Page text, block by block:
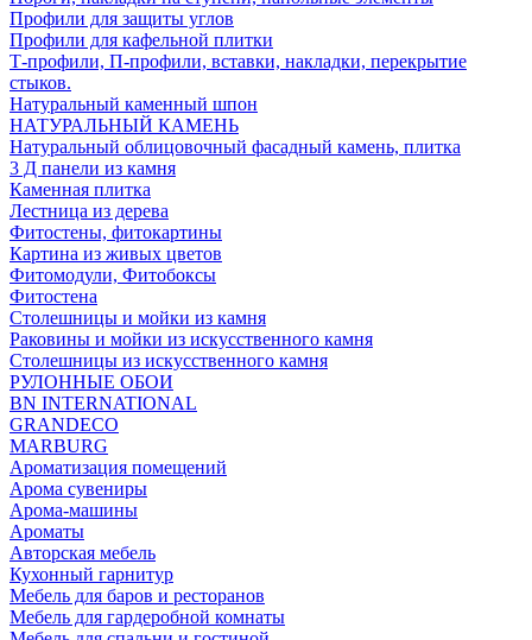
Профили для защиты углов
Профили для кафельной плитки
Т-профили, П-профили, вставки, накладки, перекрытие
стыков.
Натуральный каменный шпон
НАТУРАЛЬНЫЙ КАМЕНЬ
Натуральный облицовочный фасадный камень, плитка
3 Д панели из камня
Каменная плитка
Лестница из дерева
Фитостены, фитокартины
Картина из живых цветов
Фитомодули, Фитобоксы
Фитостена
Столешницы и мойки из камня
Раковины и мойки из искусственного камня
Столешницы из искусственного камня
РУЛОННЫЕ ОБОИ
BN INTERNATIONAL
GRANDECO
MARBURG
Ароматизация помещений
Арома сувениры
Арома-машины
Ароматы
Авторская мебель
Кухонный гарнитур
Мебель для баров и ресторанов
Мебель для гардеробной комнаты